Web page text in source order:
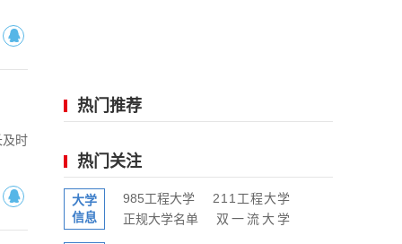
时
热门推荐
热门关注
大学
信息
985工程大学
211工程大学
正规大学名单
双一流大学